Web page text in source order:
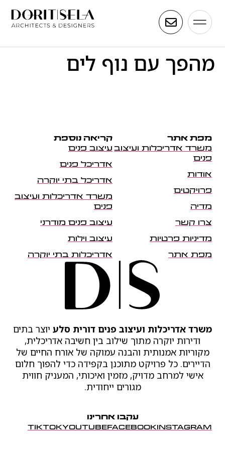
מהפך עם נוף לים
משרד אדריכלות ועיצוב פנים דורית סלע יוצר בתים
ודירות יוקרה מתוך שילוב בין חשיבה אדריכלית,
מקוריות אמנותית והבנה עמוקה של אורח החיים של
הדיירים. כל פרויקט מתוכנן בקפידה כדי להפוך חלום
אישי למרחב מדויק, מזמין ואיכותי, המעניק חווית
מגורים ייחודית.
עקבו אחרינו
INSTAGRAM
FACEBOOK
YOUTUBE
TIKTOK
מפת אתר
משרד אדריכלות ועיצוב
פנים
אודות
פרויקטים
מדיה
צרו קשר
מדיניות פרטיות
מפת אתר
קריאה נוספת
עיצוב פנים
אדריכל פנים
אדריכל בתי יוקרה
משרד אדריכלות ועיצוב
פנים
עיצוב פנים מודרני
עיצוב וילות
אדריכלות בתי יוקרה